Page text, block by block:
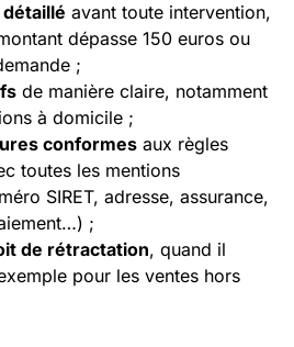
avant toute intervention,
dépasse 150 euros ou
;
de manière claire, notamment
à domicile ;
conformes aux règles
toutes les mentions
SIRET, adresse, assurance,
;
de rétractation, quand il
pour les ventes hors